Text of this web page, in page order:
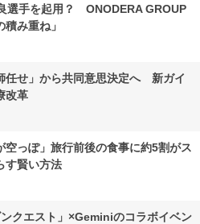
選手を起用？ ONODERA GROUP
み重ね」
任せ」から共同意思決定へ 新ガイ
改革
空っぽ」旅行前後の食事に約5割がス
す賢い方法
クエスト」×Geminiのコラボイベン